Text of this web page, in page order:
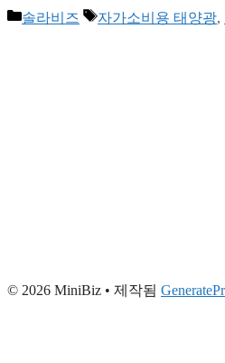
의구심부터 들었습니다. 매번 말
너지법’ 개정안은 이전과는 조
카
솔라비즈
태
자가소비용 태양광,
© 2026 MiniBiz • 제작됨